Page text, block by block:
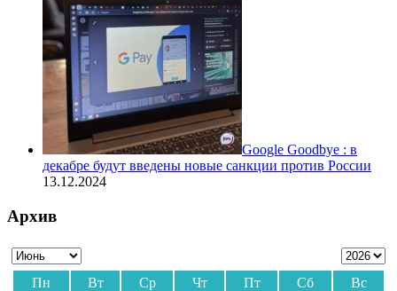
Google Goodbye : в
декабре будут введены новые санкции против России
13.12.2024
Архив
Пн Вт Ср Чт Пт Сб
Вс